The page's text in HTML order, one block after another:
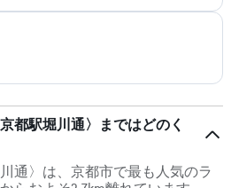
都駅堀川通〉まではどのく
通〉は、京都市で最も人気のラ